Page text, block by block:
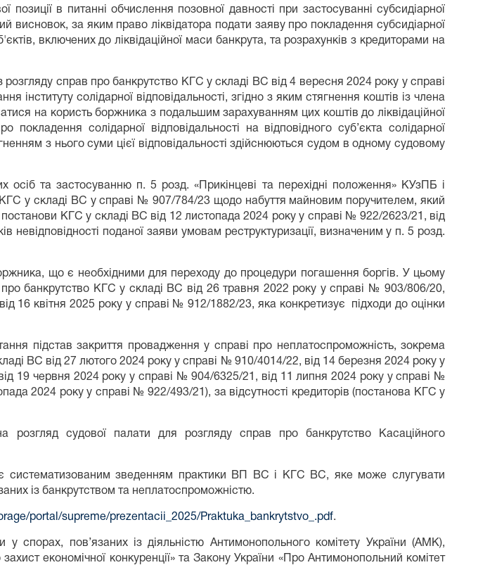
в питанні обчислення позовної давності при застосуванні субсидіарної
висновок, за яким право ліквідатора подати заяву про покладення субсидіарної
включених до ліквідаційної маси банкрута, та розрахунків з кредиторами на
розгляду справ про банкрутство КГС у складі ВС від 4 вересня 2024 року у справі
солідарної відповідальності, згідно з яким стягнення коштів із члена
на користь боржника з подальшим зарахуванням цих коштів до ліквідаційної
солідарної відповідальності на відповідного суб’єкта солідарної
з нього суми цієї відповідальності здійснюються судом в одному судовому
осіб та застосуванню п. 5 розд. «Прикінцеві та перехідні положення» КУзПБ і
КГС у складі ВС у справі № 907/784/23 щодо набуття майновим поручителем, який
КГС у складі ВС від 12 листопада 2024 року у справі № 922/2623/21, від
поданої заяви умовам реструктуризації, визначеним у п. 5 розд.
що є необхідними для переходу до процедури погашення боргів. У цьому
про банкрутство КГС у складі ВС від 26 травня 2022 року у справі № 903/806/20,
16 квітня 2025 року у справі № 912/1882/23, яка конкретизує підходи до оцінки
підстав закриття провадження у справі про неплатоспроможність, зокрема
ВС від 27 лютого 2024 року у справі № 910/4014/22, від 14 березня 2024 року у
19 червня 2024 року у справі № 904/6325/21, від 11 липня 2024 року у справі №
2024 року у справі № 922/493/21), за відсутності кредиторів (постанова КГС у
судової палати для розгляду справ про банкрутство Касаційного
є систематизованим зведенням практики ВП ВС і КГС ВС, яке може слугувати
із банкрутством та неплатоспроможністю.
portal/supreme/prezentacii_2025/Praktuka_bankrytstvo_.pdf.
у спорах, пов’язаних із діяльністю Антимонопольного комітету України (АМК),
економічної конкуренції» та Закону України «Про Антимонопольний комітет